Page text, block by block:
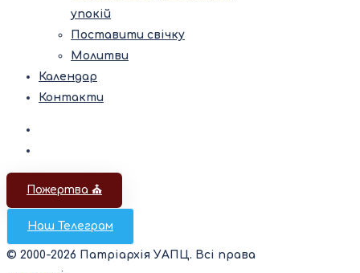
упокій
Поставити свічку
Молитви
Календар
Контакти
Пожертва ⛪️
Наш Телеграм
© 2000-2026 Патріархія УАПЦ. Всі права